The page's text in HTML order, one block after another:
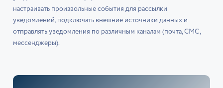
настраивать произвольные события для рассылки
уведомлений, подключать внешние источники данных и
отправлять уведомления по различным каналам (почта, СМС,
мессенджеры).